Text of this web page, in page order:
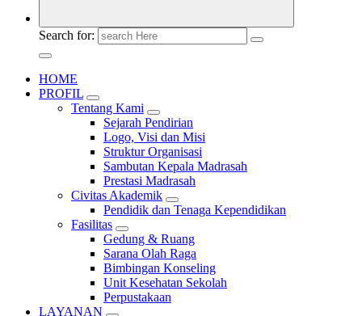
Search for:
HOME
PROFIL
Tentang Kami
Sejarah Pendirian
Logo, Visi dan Misi
Struktur Organisasi
Sambutan Kepala Madrasah
Prestasi Madrasah
Civitas Akademik
Pendidik dan Tenaga Kependidikan
Fasilitas
Gedung & Ruang
Sarana Olah Raga
Bimbingan Konseling
Unit Kesehatan Sekolah
Perpustakaan
LAYANAN